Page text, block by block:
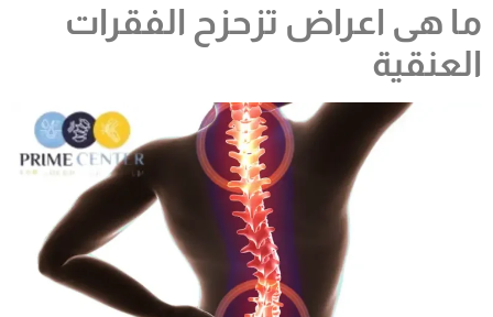
ما هى اعراض تزحزح الفقرات
العنقية